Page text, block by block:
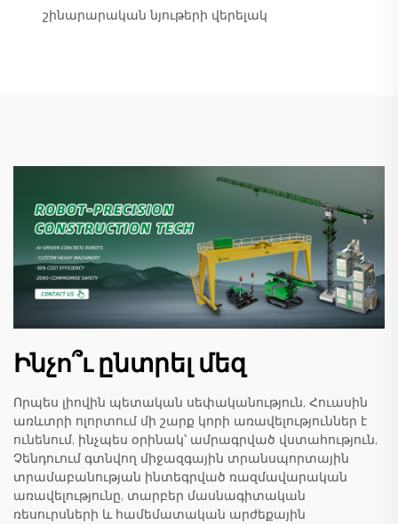
շինարարական նյութերի վերելակ
Ինչո՞ւ ընտրել մեզ
Որպես լիովին պետական սեփականություն, Հուասին
առևտրի ոլորտում մի շարք կորի առավելություններ է
ունենում, ինչպես օրինակ՝ ամրագրված վստահություն,
Չենդուում գտնվող միջազգային տրանսպորտային
տրամաբանության ինտեգրված ռազմավարական
առավելությունը, տարբեր մասնագիտական
ռեսուրսների և համեմատական արժեքային